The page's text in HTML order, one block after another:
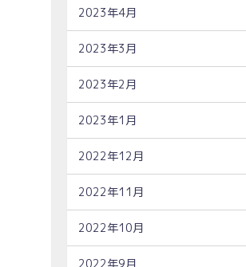
2023年4月
2023年3月
2023年2月
2023年1月
2022年12月
2022年11月
2022年10月
2022年9月